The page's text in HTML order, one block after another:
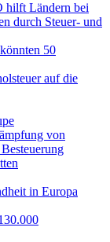
hilft Ländern bei
durch Steuer- und
50
auf die
von
in Europa